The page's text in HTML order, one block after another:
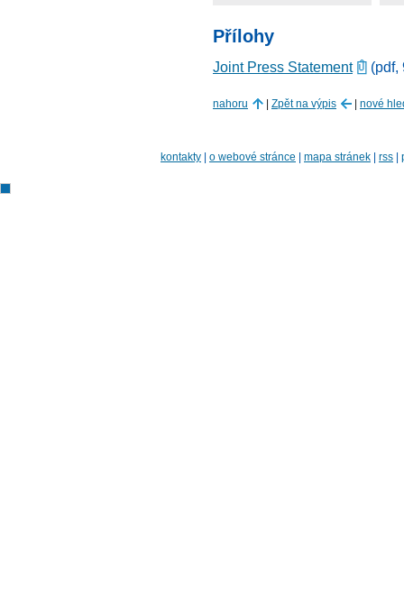
Přílohy
Joint Press Statement (pdf,
nahoru Zpět na výpis nové
kontakty o webové stránce mapa stránek rss